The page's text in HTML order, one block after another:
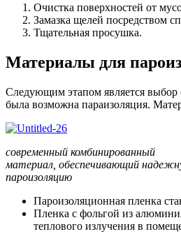
Очистка поверхностей от
Замазка щелей посредством
Тщательная просушка.
Материалы для
Следующим этапом является выбор
была возможна параизоляция.
современный комбинированный
материал, обеспечивающий
пароизоляцию
Пароизоляционная пленка
Пленка с фольгой из
теплового излучения в